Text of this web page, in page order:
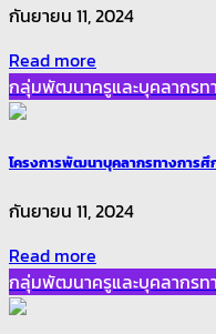
กันยายน 11, 2024
Read more
กลุ่มพัฒนาครูและบุคลากรท
โครงการพัฒนาบุคลากรทางการ
กันยายน 11, 2024
Read more
กลุ่มพัฒนาครูและบุคลากรท